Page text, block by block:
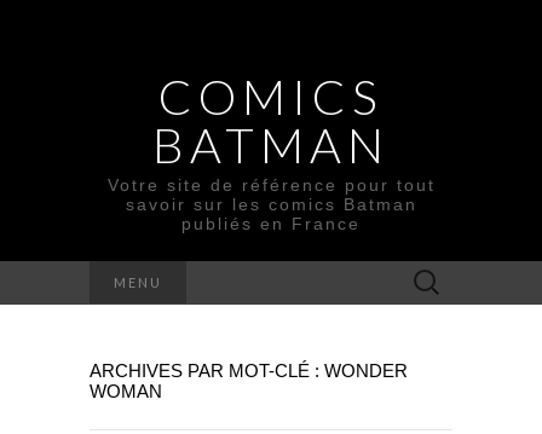
COMICS
BATMAN
Votre site de référence pour tout
savoir sur les comics Batman
publiés en France
MENU Rechercher :
ARCHIVES PAR MOT-CLÉ : WONDER
WOMAN